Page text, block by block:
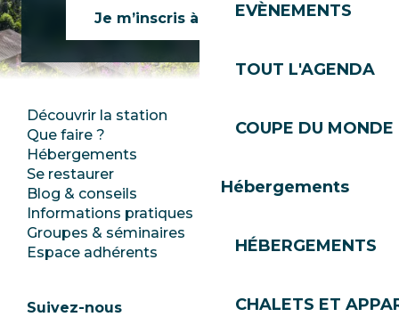
EVÈNEMENTS
TOUT L'AGENDA
COUPE DU
Hébergements
HÉBERGEMENTS
CHALETS ET
Je m’inscris à la newsletter
Découvrir la station
Que faire ?
Hébergements
Se restaurer
Blog & conseils
Informations pratiques
Groupes & séminaires
Espace adhérents
Club Les Gets
Ecotourisme
SoleGets
Les Gets Tourisme
Suivez-nous